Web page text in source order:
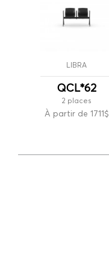
LIBRA
QCL*62
2 places
À partir de 1711$